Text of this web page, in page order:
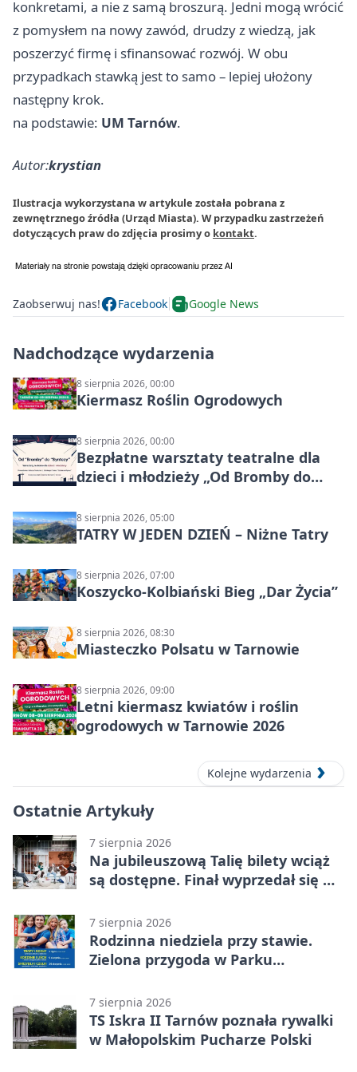
konkretami, a nie z samą broszurą. Jedni mogą wrócić
z pomysłem na nowy zawód, drudzy z wiedzą, jak
poszerzyć firmę i sfinansować rozwój. W obu
przypadkach stawką jest to samo – lepiej ułożony
następny krok.
na podstawie: UM Tarnów.
Autor:krystian
Ilustracja wykorzystana w artykule została pobrana z
zewnętrznego źródła (Urząd Miasta). W przypadku zastrzeżeń
dotyczących praw do zdjęcia prosimy o kontakt.
Zaobserwuj nas! Facebook Google News
Nadchodzące wydarzenia
8 sierpnia 2026, 00:00
Kiermasz Roślin Ogrodowych
8 sierpnia 2026, 00:00
Bezpłatne warsztaty teatralne dla
dzieci i młodzieży „Od Bromby do
8 sierpnia 2026, 05:00
TATRY W JEDEN DZIEŃ – Niżne Tatry
8 sierpnia 2026, 07:00
Koszycko-Kolbiański Bieg „Dar Życia”
8 sierpnia 2026, 08:30
Miasteczko Polsatu w Tarnowie
8 sierpnia 2026, 09:00
Letni kiermasz kwiatów i roślin
ogrodowych w Tarnowie 2026
Kolejne wydarzenia
Ostatnie Artykuły
7 sierpnia 2026
Na jubileuszową Talię bilety wciąż
są dostępne. Finał wyprzedał się w
7 sierpnia 2026
Rodzinna niedziela przy stawie.
Zielona przygoda w Parku
7 sierpnia 2026
TS Iskra II Tarnów poznała rywalki
w Małopolskim Pucharze Polski